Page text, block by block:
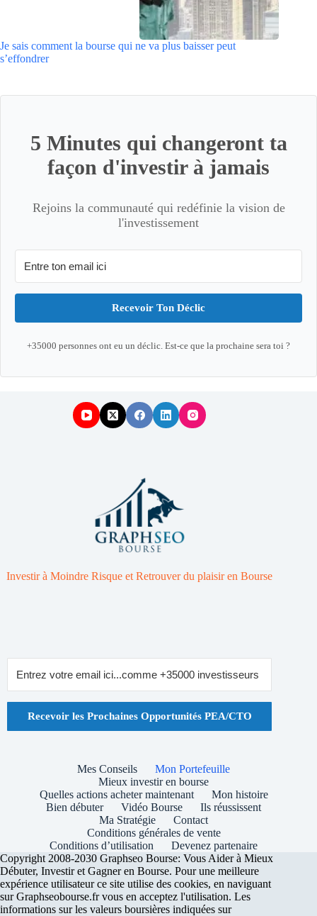
Je sais comment la bourse qui ne va plus baisser peut
s’effondrer
5 Minutes qui changeront ta
façon d'investir à jamais
Rejoins la communauté qui redéfinie la vision de
l'investissement
Recevoir Ton Déclic
+35000 personnes ont eu un déclic. Est-ce que la prochaine sera toi ?
Investir à Moindre Risque et Retrouver du plaisir en Bourse
Recevoir les Prochaines Opportunités PEA/CTO
Mes Conseils
Mon Portefeuille
Mieux investir en bourse
Quelles actions acheter maintenant
Mon histoire
Bien débuter
Vidéo Bourse
Ils réussissent
Ma Stratégie
Contact
Conditions générales de vente
Conditions d’utilisation
Devenez partenaire
Copyright 2008-2030 Graphseo Bourse: Vous Aider à Mieux
Débuter, Investir et Gagner en Bourse. Pour une meilleure
expérience utilisateur ce site utilise des cookies, en naviguant
sur Graphseobourse.fr vous en acceptez l'utilisation. Les
informations sur les valeurs boursières indiquées sur